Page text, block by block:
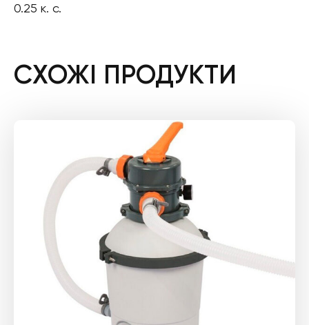
0.25 к. с.
СХОЖІ ПРОДУКТИ